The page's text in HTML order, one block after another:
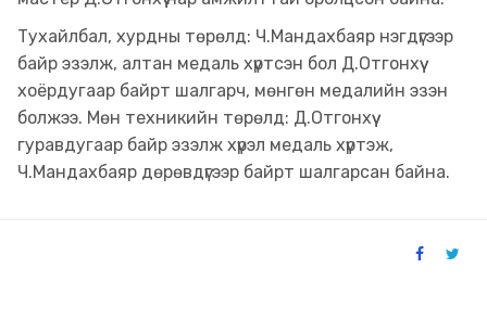
Тухайлбал, хурдны төрөлд: Ч.Мандахбаяр нэгдүгээр
байр эзэлж, алтан медаль хүртсэн бол Д.Отгонхүү
хоёрдугаар байрт шалгарч, мөнгөн медалийн эзэн
болжээ. Мөн техникийн төрөлд: Д.Отгонхүү
гуравдугаар байр эзэлж хүрэл медаль хүртэж,
Ч.Мандахбаяр дөрөвдүгээр байрт шалгарсан байна.